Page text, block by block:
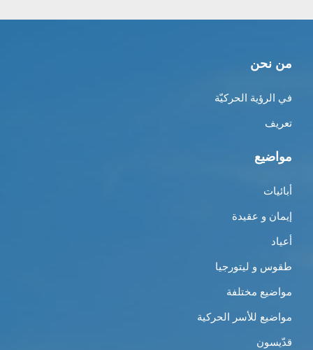
من نحن
في الرؤية الحركيّة
تعريف
مواضيع
أبائيات
إيمان و عقيدة
أعياد
طقوس و ليتورجيا
مواضيع مختلفة
مواضيع للأسر الحركية
قدّيسون